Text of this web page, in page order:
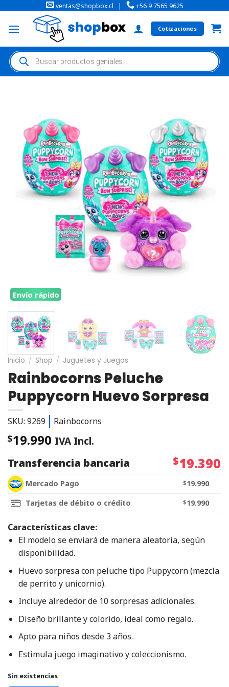
ventas@shopbox.cl | +56 9 7565 9625
Cotizaciones
Envío rápido
Inicio / Shop / Juguetes y Juegos
Rainbocorns Peluche
Puppycorn Huevo Sorpresa
SKU: 9269 Rainbocorns
$19.990 IVA Incl.
Transferencia bancaria
$19.390
Mercado Pago $19.990
Tarjetas de débito o crédito
$19.990
Características clave:
El modelo se enviará de manera aleatoria, según
disponibilidad.
Huevo sorpresa con peluche tipo Puppycorn (mezcla
de perrito y unicornio).
Incluye alrededor de 10 sorpresas adicionales.
Diseño brillante y colorido, ideal como regalo.
Apto para niños desde 3 años.
Estimula juego imaginativo y coleccionismo.
Sin existencias